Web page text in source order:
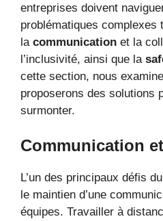
entreprises doivent
problématiques complexes
la communication et la
l’inclusivité, ainsi que la
cette section, nous
proposerons des solutions
surmonter.
Communication
L’un des principaux défis
le maintien d’une
équipes. Travailler à